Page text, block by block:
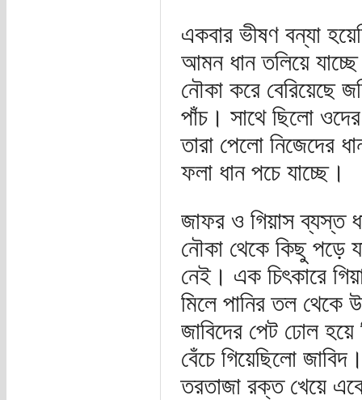
একবার ভীষণ বন্যা
আমন ধান তলিয়ে
নৌকা করে বেরিয়েছে
পাঁচ। সাথে ছিলো
তারা পেলো নিজেদের
ফলা ধান পচে যাচ্ছে।
জাফর ও গিয়াস ব্যস্ত
নৌকা থেকে কিছু পড়ে
নেই। এক চিৎকারে
মিলে পানির তল থেকে
জাবিদের পেট ঢোল
বেঁচে গিয়েছিলো
তরতাজা রক্ত খেয়ে